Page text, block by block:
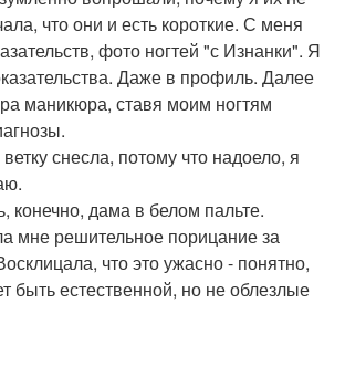
что они и есть короткие. С меня
фото ногтей "с Изнанки". Я
Даже в профиль. Далее
маникюра, ставя моим ногтям
снесла, потому что надоело, я
конечно, дама в белом пальте.
мне решительное порицание за
что это ужасно - понятно,
быть естественной, но не облезлые